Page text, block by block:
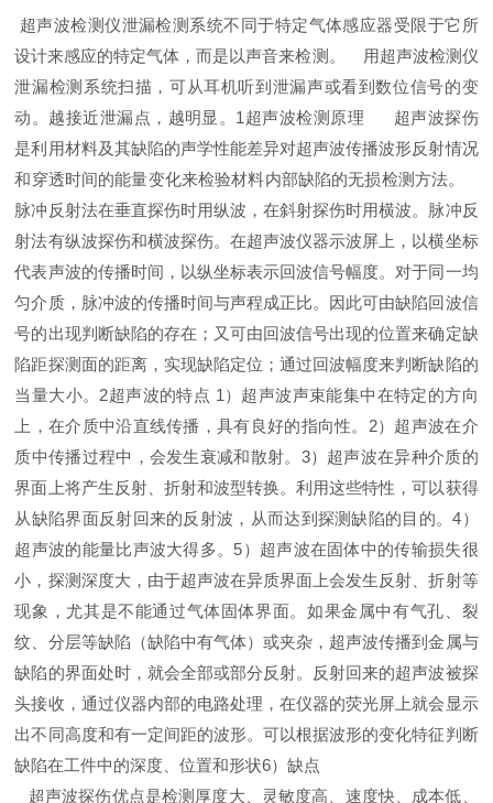
超声波检测仪泄漏检测系统不同于特定气体感应器受限于它所
设计来感应的特定气体，而是以声音来检测。
用超声波检测仪
泄漏检测系统扫描，可从耳机听到泄漏声或看到数位信号的变
动。越接近泄漏点，越明显。 1 超声波检测原理
超声波探伤
是利用材料及其缺陷的声学性能差异对超声波传播波形反射情况
和穿透时间的能量变化来检验材料内部缺陷的无损检测方法。
脉冲反射法在垂直探伤时用纵波，在斜射探伤时用横波。脉冲反
射法有纵波探伤和横波探伤。在超声波仪器示波屏上，以横坐标
代表声波的传播时间，以纵坐标表示回波信号幅度。对于同一均
匀介质，脉冲波的传播时间与声程成正比。因此可由缺陷回波信
号的出现判断缺陷的存在；又可由回波信号出现的位置来确定缺
陷距探测面的距离，实现缺陷定位；通过回波幅度来判断缺陷的
当量大小。 2超声波的特点 1 ）超声波声束能集中在特定的方向
上，在介质中沿直线传播，具有良好的指向性。 2）超声波在介
质中传播过程中，会发生衰减和散射。 3）超声波在异种介质的
界面上将产生反射、折射和波型转换。利用这些特性，可以获得
从缺陷界面反射回来的反射波，从而达到探测缺陷的目的。4）
超声波的能量比声波大得多。 5）超声波在固体中的传输损失很
小，探测深度大，由于超声波在异质界面上会发生反射、折射等
现象，尤其是不能通过气体固体界面。如果金属中有气孔、裂
纹、分层等缺陷（缺陷中有气体）或夹杂，超声波传播到金属与
缺陷的界面处时，就会全部或部分反射。反射回来的超声波被探
头接收，通过仪器内部的电路处理，在仪器的荧光屏上就会显示
出不同高度和有一定间距的波形。可以根据波形的变化特征判断
缺陷在工件中的深度、位置和形状6）缺点
超声波探伤优点是检测厚度大、灵敏度高、速度快、成本低、